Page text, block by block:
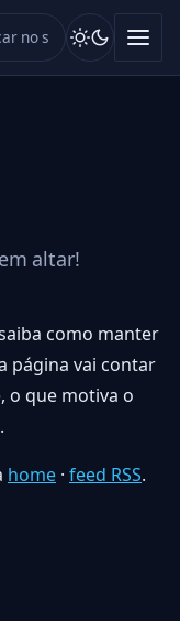
altar!
como manter
página vai contar
o que motiva o
home · feed RSS.